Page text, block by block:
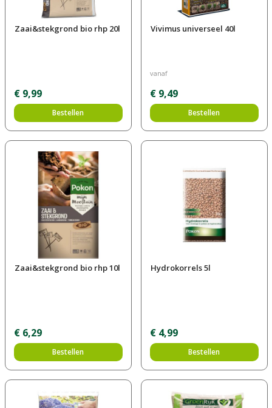
Zaai&stekgrond bio rhp 20l
€ 9,99
Bestellen
Vivimus universeel 40l
vanaf
€ 9,49
Bestellen
Zaai&stekgrond bio rhp 10l
€ 6,29
Bestellen
Hydrokorrels 5l
€ 4,99
Bestellen